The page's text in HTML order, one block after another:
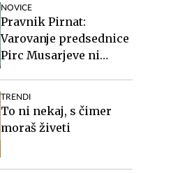
NOVICE
Pravnik Pirnat:
Varovanje predsednice
Pirc Musarjeve ni
TRENDI
To ni nekaj, s čimer
moraš živeti